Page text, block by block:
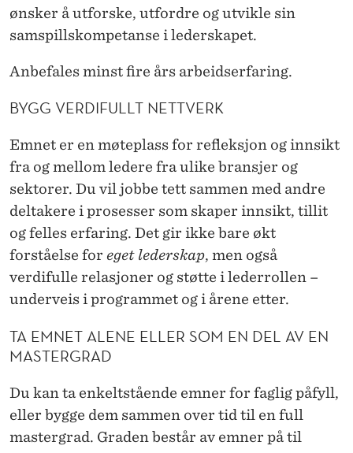
ønsker å utforske, utfordre og utvikle sin
samspillskompetanse i lederskapet.
Anbefales minst fire års arbeidserfaring.
BYGG VERDIFULLT NETTVERK
Emnet er en møteplass for refleksjon og innsikt
fra og mellom ledere fra ulike bransjer og
sektorer. Du vil jobbe tett sammen med andre
deltakere i prosesser som skaper innsikt, tillit
og felles erfaring. Det gir ikke bare økt
forståelse for eget lederskap, men også
verdifulle relasjoner og støtte i lederrollen –
underveis i programmet og i årene etter.
TA EMNET ALENE ELLER SOM EN DEL AV EN
MASTERGRAD
Du kan ta enkeltstående emner for faglig påfyll,
eller bygge dem sammen over tid til en full
mastergrad. Graden består av emner på til